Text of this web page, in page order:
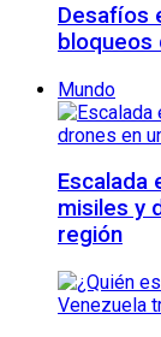
Desafíos
bloqueos
Mundo
Escalada
misiles y
región